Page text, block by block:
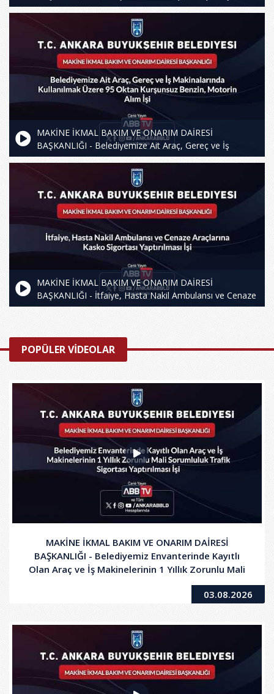
Makinelerinde Kullanılmak Üzere 95 Oktan Kurşunsuz
Benzin, Motorin Alım İşi
MAKİNE İKMAL BAKIM VE ONARIM DAİRESİ
BAŞKANLIĞI - Belediyemize Ait Araç, Gereç ve İş
Makinalarında Kullanılmak Üzere 95 Oktan Kurşunsuz
Benzin, Motorin Alım İşi
MAKİNE İKMAL BAKIM VE ONARIM DAİRESİ
BAŞKANLIĞI - İtfaiye, Hasta Nakil Ambulansı ve Cenaze
Araçlarına Kasko Sigortası Yaptırılması İşi
POPÜLER VİDEOLAR
MAKİNE İKMAL BAKIM VE ONARIM DAİRESİ
BAŞKANLIĞI - Belediyemiz Envanterinde Kayıtlı
Olan Araç ve İş Makinelerinin 1 Yıllık Zorunlu Mali
Sorumluluk Trafik Sigortası Yaptırılması İşi
03.08.2026